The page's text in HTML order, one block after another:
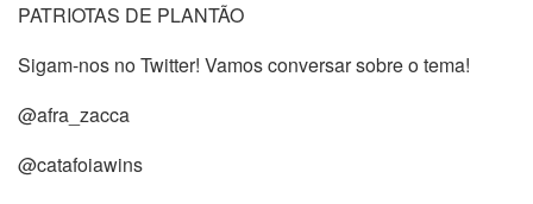
PATRIOTAS DE PLANTÃO
Sigam-nos no Twitter! Vamos conversar sobre o tema!
@afra_zacca
@catafoiawins